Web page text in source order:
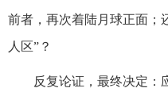
前者，再次着陆月球正面；
人区”？
反复论证，最终决定：